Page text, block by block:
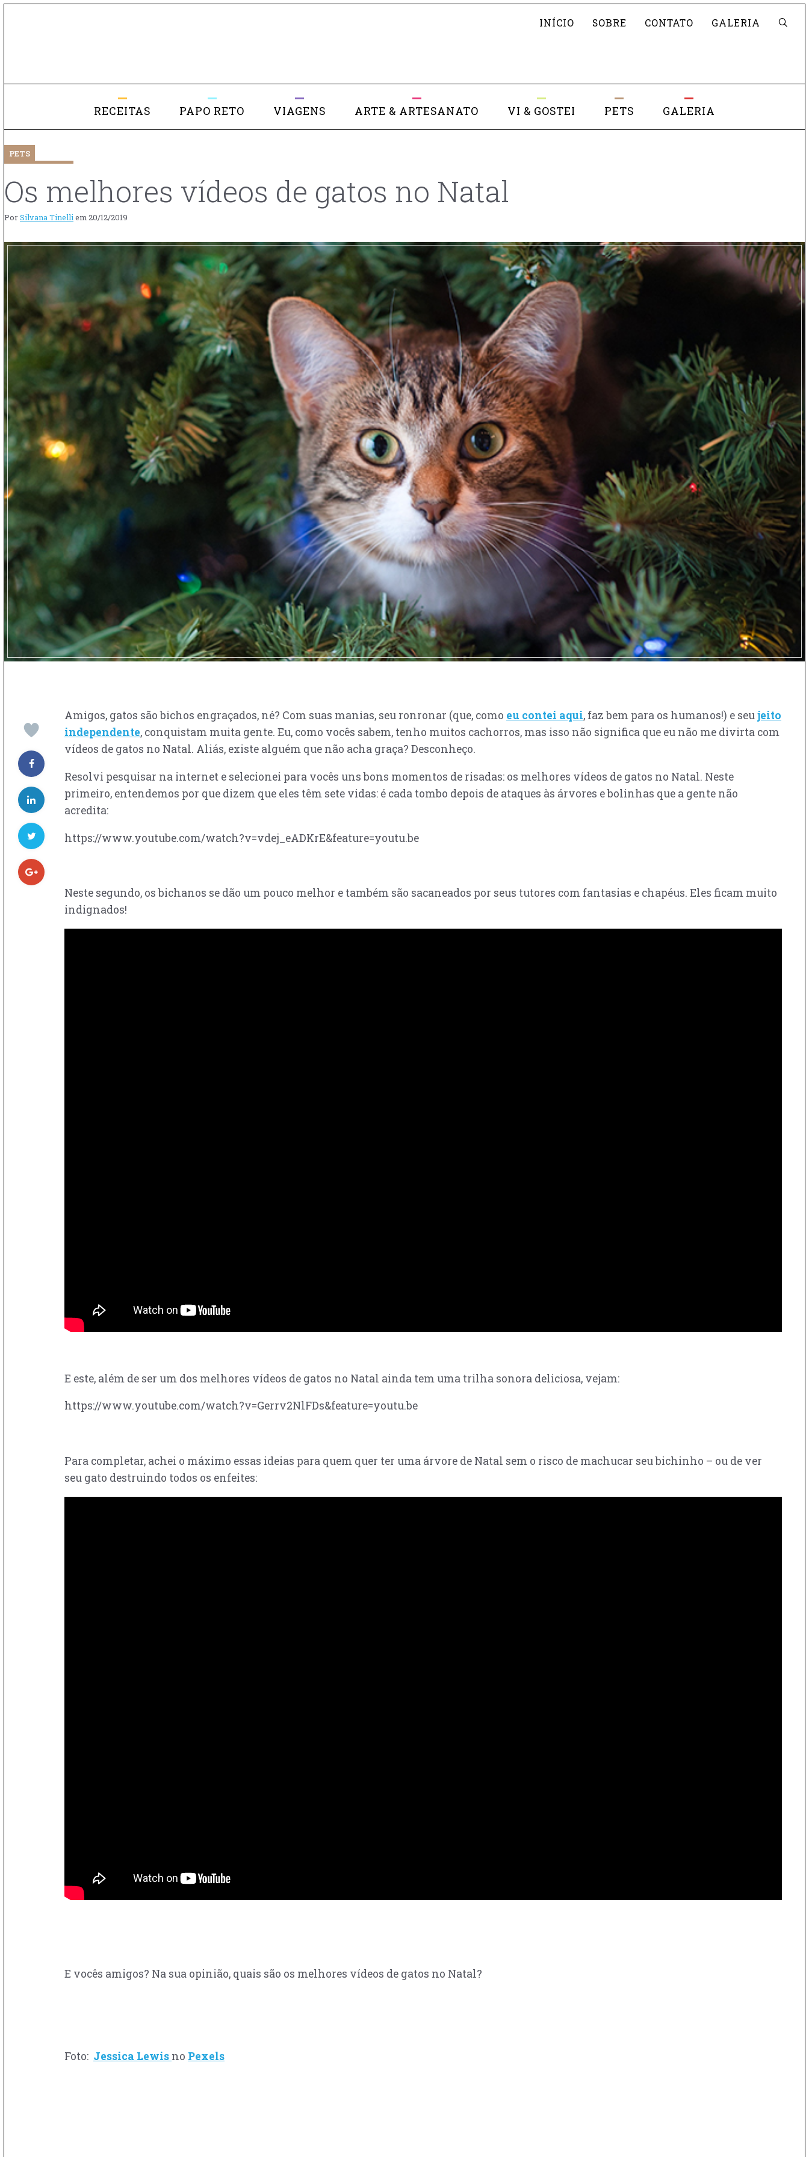
Pesquisar
INÍCIO
SOBRE CONTATO GALERIA
RECEITAS PAPO RETO VIAGENS ARTE & ARTESANATO VI & GOSTEI PETS GALERIA
PETS
Os melhores vídeos de gatos no Natal
PorSilvana Tinelli em 20/12/2019
Amigos, gatos são bichos engraçados, né? Com suas manias, seu ronronar (que, como eu contei aqui, faz bem para os humanos!) e seujeito
independente, conquistam muita gente. Eu, como vocês sabem, tenho muitos cachorros, mas isso não significa que eu não me divirta com
vídeos de gatos no Natal. Aliás, existe alguém que não acha graça? Desconheço.
Resolvi pesquisar na internet e selecionei para vocês uns bons momentos de risadas: os melhores vídeos de gatos no Natal. Neste
primeiro, entendemos por que dizem que eles têm sete vidas: é cada tombo depois de ataques às árvores e bolinhas que a gente não
acredita:
https://www.youtube.com/watch?v=vdej_eADKrE&feature=youtu.be
Neste segundo, os bichanos se dão um pouco melhor e também são sacaneados por seus tutores com fantasias e chapéus. Eles ficam muito
indignados!
E este, além de ser um dos melhores vídeos de gatos no Natal ainda tem uma trilha sonora deliciosa, vejam:
https://www.youtube.com/watch?v=Gerrv2NlFDs&feature=youtu.be
Para completar, achei o máximo essas ideias para quem quer ter uma árvore de Natal sem o risco de machucar seu bichinho – ou de ver
seu gato destruindo todos os enfeites:
E vocês amigos? Na sua opinião, quais são os melhores vídeos de gatos no Natal?
Foto: Jessica Lewis no Pexels